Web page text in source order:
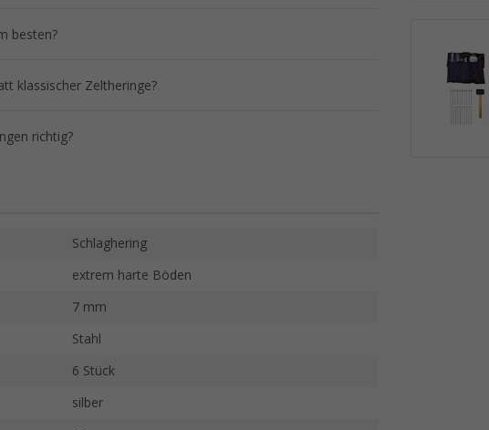
besten?
klassischer Zeltheringe?
richtig?
Schlaghering
extrem harte Böden
7 mm
Stahl
6 Stück
silber